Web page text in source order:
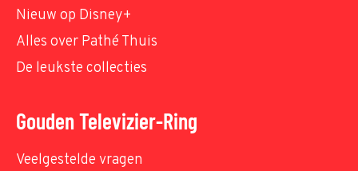
Nieuw op Disney+
Alles over Pathé Thuis
De leukste collecties
Gouden Televizier-Ring
Veelgestelde vragen